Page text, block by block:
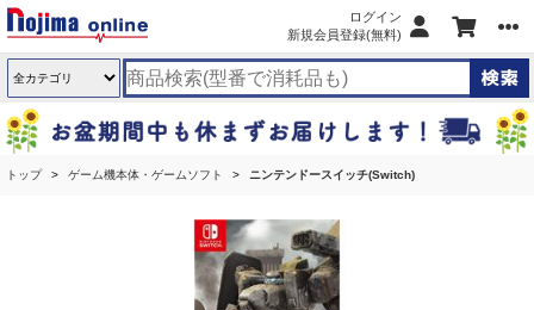
ログイン
新規会員登録(無料)
トップ ゲーム機本体・ゲームソフト ニンテンドースイッチ(Switch)